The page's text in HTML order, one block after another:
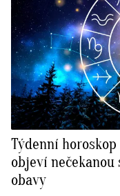
Týdenní horoskop
objeví
obavy